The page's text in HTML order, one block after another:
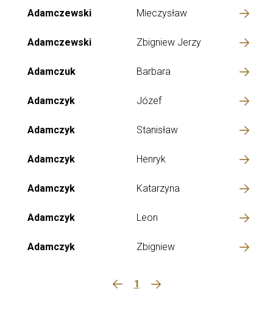
Adamczewski Mieczysław
Adamczewski Zbigniew Jerzy
Adamczuk Barbara
Adamczyk Józef
Adamczyk Stanisław
Adamczyk Henryk
Adamczyk Katarzyna
Adamczyk Leon
Adamczyk Zbigniew
1